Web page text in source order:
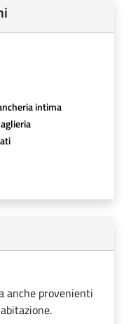
intima
anche provenienti